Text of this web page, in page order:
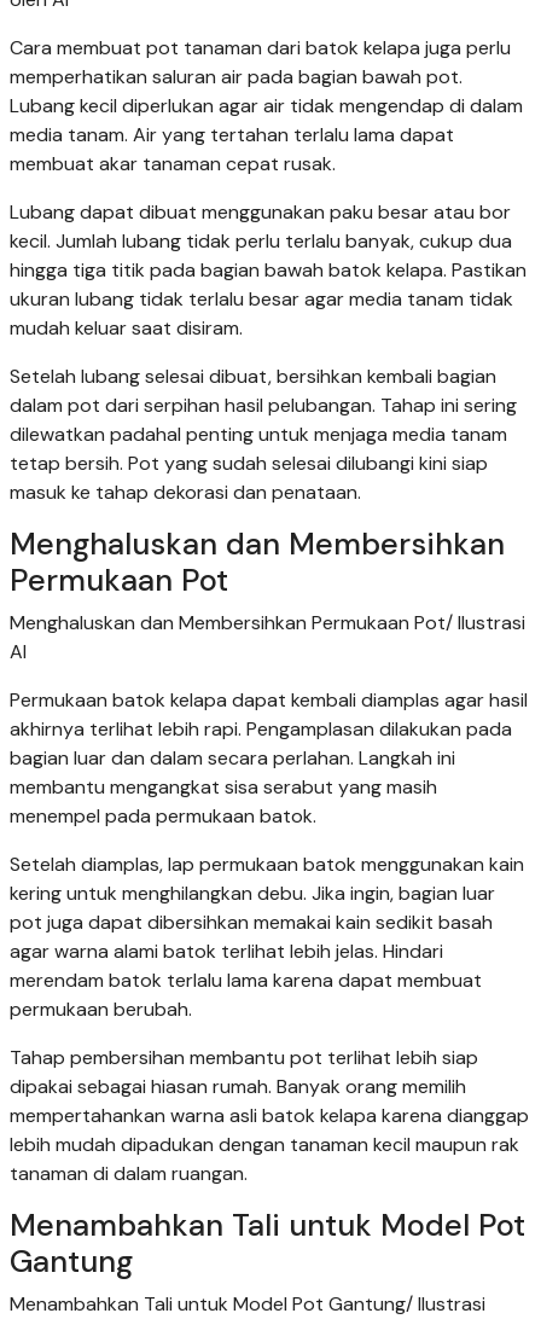
Cara membuat pot tanaman dari batok kelapa juga perlu
memperhatikan saluran air pada bagian bawah pot.
Lubang kecil diperlukan agar air tidak mengendap di dalam
media tanam. Air yang tertahan terlalu lama dapat
membuat akar tanaman cepat rusak.
Lubang dapat dibuat menggunakan paku besar atau bor
kecil. Jumlah lubang tidak perlu terlalu banyak, cukup dua
hingga tiga titik pada bagian bawah batok kelapa. Pastikan
ukuran lubang tidak terlalu besar agar media tanam tidak
mudah keluar saat disiram.
Setelah lubang selesai dibuat, bersihkan kembali bagian
dalam pot dari serpihan hasil pelubangan. Tahap ini sering
dilewatkan padahal penting untuk menjaga media tanam
tetap bersih. Pot yang sudah selesai dilubangi kini siap
masuk ke tahap dekorasi dan penataan.
Menghaluskan dan Membersihkan
Permukaan Pot
Menghaluskan dan Membersihkan Permukaan Pot/ Ilustrasi
AI
Permukaan batok kelapa dapat kembali diamplas agar hasil
akhirnya terlihat lebih rapi. Pengamplasan dilakukan pada
bagian luar dan dalam secara perlahan. Langkah ini
membantu mengangkat sisa serabut yang masih
menempel pada permukaan batok.
Setelah diamplas, lap permukaan batok menggunakan kain
kering untuk menghilangkan debu. Jika ingin, bagian luar
pot juga dapat dibersihkan memakai kain sedikit basah
agar warna alami batok terlihat lebih jelas. Hindari
merendam batok terlalu lama karena dapat membuat
permukaan berubah.
Tahap pembersihan membantu pot terlihat lebih siap
dipakai sebagai hiasan rumah. Banyak orang memilih
mempertahankan warna asli batok kelapa karena dianggap
lebih mudah dipadukan dengan tanaman kecil maupun rak
tanaman di dalam ruangan.
Menambahkan Tali untuk Model Pot
Gantung
Menambahkan Tali untuk Model Pot Gantung/ Ilustrasi